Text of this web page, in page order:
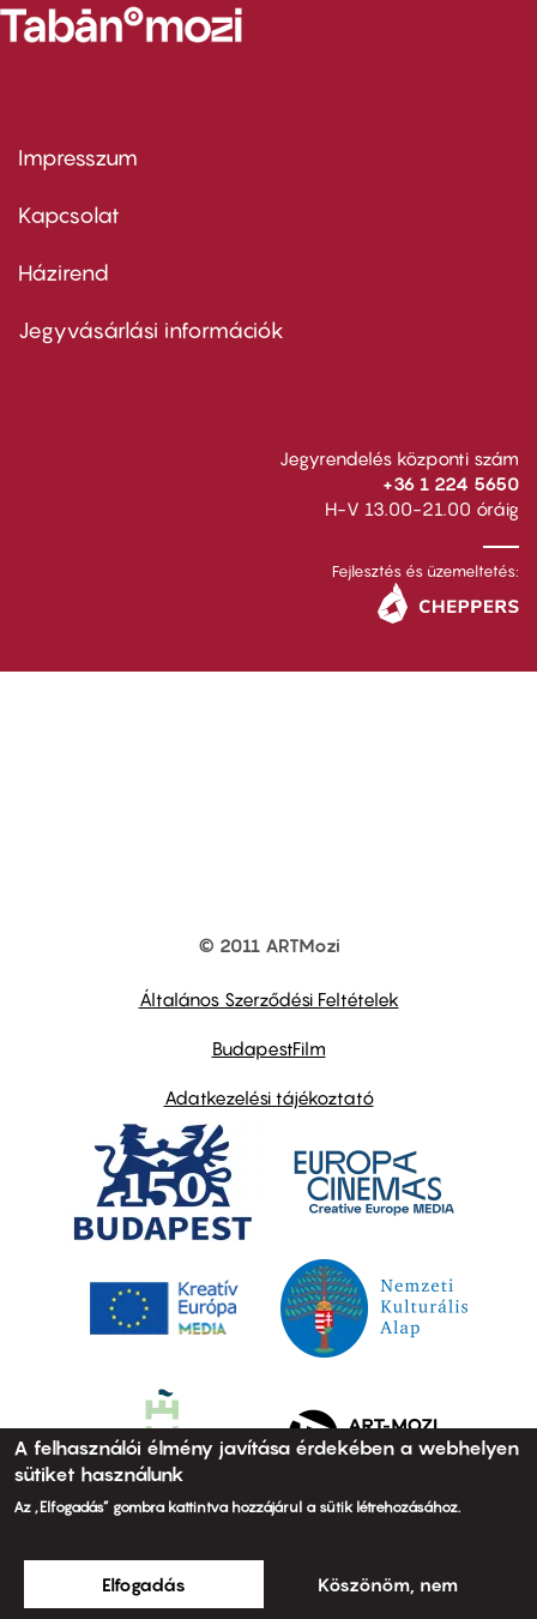
Footer
first
Impresszum
Kapcsolat
Footer
second
Házirend
Jegyvásárlási információk
Jegyrendelés központi szám
+36 1 224 5650
H-V 13.00-21.00 óráig
Fejlesztés és üzemeltetés:
© 2011 ARTMozi
Általános Szerződési Feltételek
BudapestFilm
Adatkezelési tájékoztató
A felhasználói élmény javítása érdekében a webhelyen
sütiket használunk
Az „Elfogadás” gombra kattintva hozzájárul a sütik létrehozásához.
Elfogadás Köszönöm, nem